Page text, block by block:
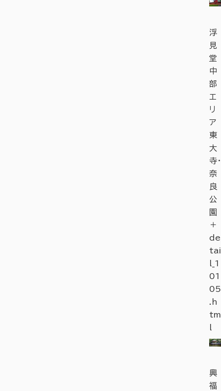
浮
見
堂
中
部
エ
リ
ア
東
大
寺・
奈
良
公
園
＋
de
tai
l_1
01
05
.h
tm
興
福